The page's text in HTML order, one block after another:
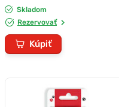
Skladom
Rezervovať
Kúpiť